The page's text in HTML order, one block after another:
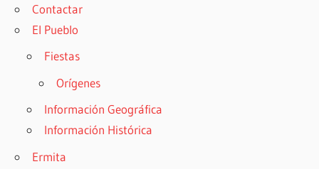
Contactar
El Pueblo
Fiestas
Orígenes
Información Geográfica
Información Histórica
Ermita